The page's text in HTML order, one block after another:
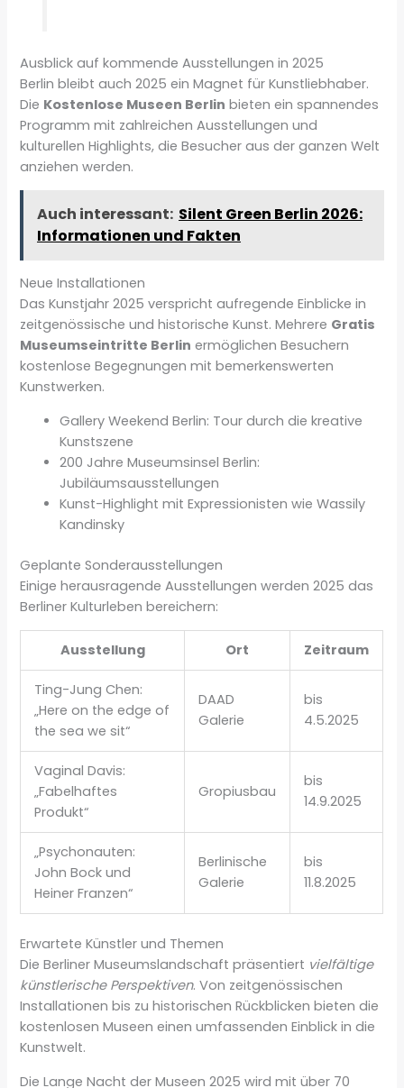
Ausblick auf kommende Ausstellungen in 2025
Berlin bleibt auch 2025 ein Magnet für Kunstliebhaber.
Die Kostenlose Museen Berlin bieten ein spannendes
Programm mit zahlreichen Ausstellungen und
kulturellen Highlights, die Besucher aus der ganzen Welt
anziehen werden.
Auch interessant: Silent Green Berlin 2026:
Informationen und Fakten
Neue Installationen
Das Kunstjahr 2025 verspricht aufregende Einblicke in
zeitgenössische und historische Kunst. Mehrere Gratis
Museumseintritte Berlin ermöglichen Besuchern
kostenlose Begegnungen mit bemerkenswerten
Kunstwerken.
Gallery Weekend Berlin: Tour durch die kreative
Kunstszene
200 Jahre Museumsinsel Berlin:
Jubiläumsausstellungen
Kunst-Highlight mit Expressionisten wie Wassily
Kandinsky
Geplante Sonderausstellungen
Einige herausragende Ausstellungen werden 2025 das
Berliner Kulturleben bereichern:
Ausstellung Ort Zeitraum
Ting-Jung Chen:
„Here on the edge of
the sea we sit“
DAAD
Galerie
bis
4.5.2025
Vaginal Davis:
„Fabelhaftes
Produkt“
Gropiusbau
bis
14.9.2025
„Psychonauten:
John Bock und
Heiner Franzen“
Berlinische
Galerie
bis
11.8.2025
Erwartete Künstler und Themen
Die Berliner Museumslandschaft präsentiert vielfältige
künstlerische Perspektiven. Von zeitgenössischen
Installationen bis zu historischen Rückblicken bieten die
kostenlosen Museen einen umfassenden Einblick in die
Kunstwelt.
Die Lange Nacht der Museen 2025 wird mit über 70